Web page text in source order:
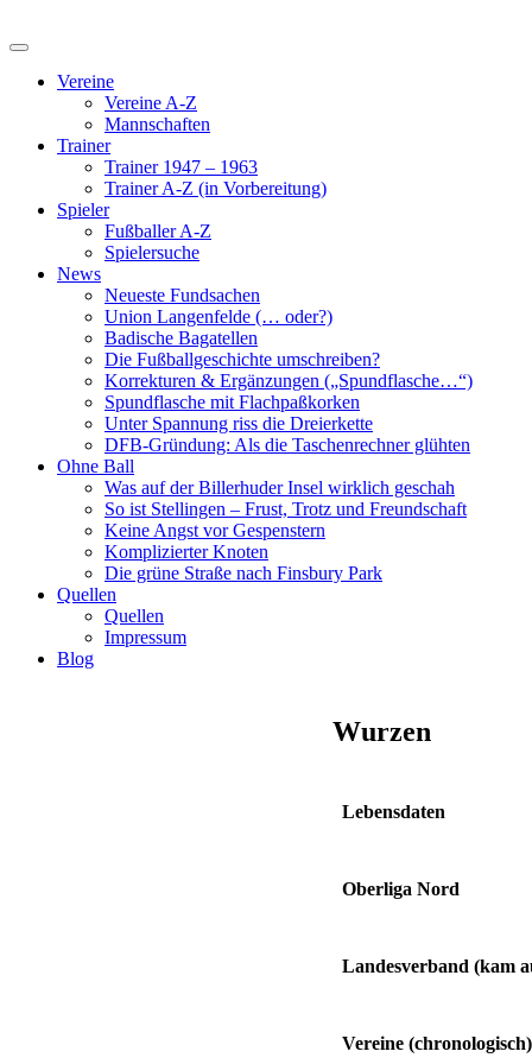
Vereine
Vereine A-Z
Mannschaften
Trainer
Trainer 1947 – 1963
Trainer A-Z (in Vorbereitung)
Spieler
Fußballer A-Z
Spielersuche
News
Neueste Fundsachen
Union Langenfelde (… oder?)
Badische Bagatellen
Die Fußballgeschichte umschreiben?
Korrekturen & Ergänzungen („Spundflasche…“)
Spundflasche mit Flachpaßkorken
Unter Spannung riss die Dreierkette
DFB-Gründung: Als die Taschenrechner glühten
Ohne Ball
Was auf der Billerhuder Insel wirklich geschah
So ist Stellingen – Frust, Trotz und Freundschaft
Keine Angst vor Gespenstern
Komplizierter Knoten
Die grüne Straße nach Finsbury Park
Quellen
Quellen
Impressum
Blog
Wurzen
Lebensdaten
Oberliga Nord
Landesverband (kam
Vereine